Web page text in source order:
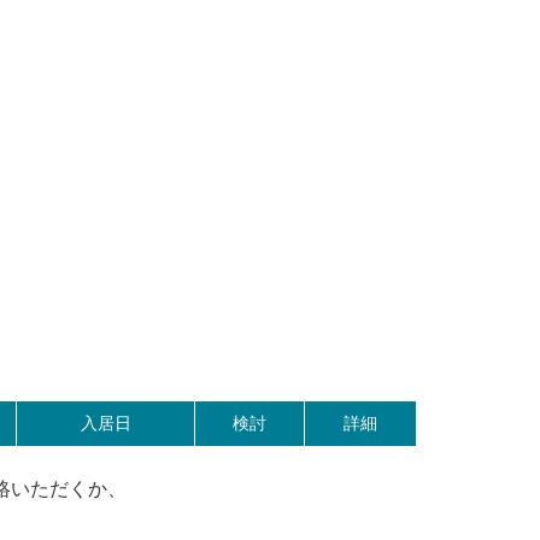
入居日 検討 詳細
ただくか、